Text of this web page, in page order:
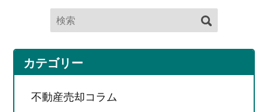
カテゴリー
不動産売却コラム